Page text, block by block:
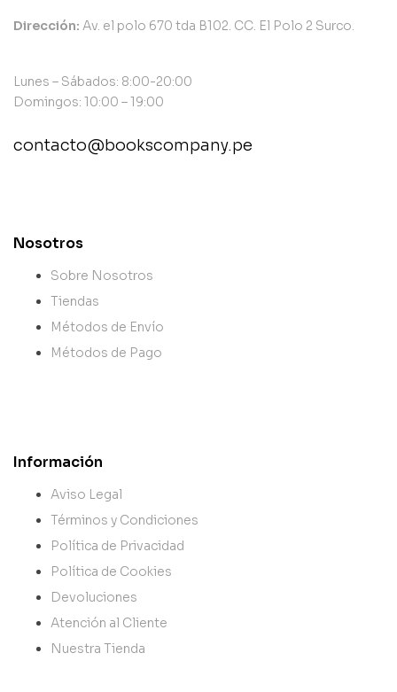
Dirección: Av. el polo 670 tda B102. CC. El Polo 2 Surco.
Lunes – Sábados: 8:00-20:00
Domingos: 10:00 – 19:00
contacto@bookscompany.pe
Nosotros
Sobre Nosotros
Tiendas
Métodos de Envío
Métodos de Pago
Información
Aviso Legal
Términos y Condiciones
Política de Privacidad
Política de Cookies
Devoluciones
Atención al Cliente
Nuestra Tienda